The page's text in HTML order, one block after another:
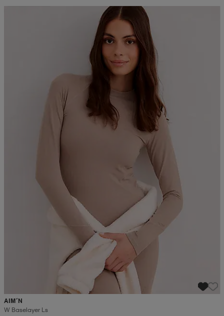
AIM´N
W Baselayer Ls